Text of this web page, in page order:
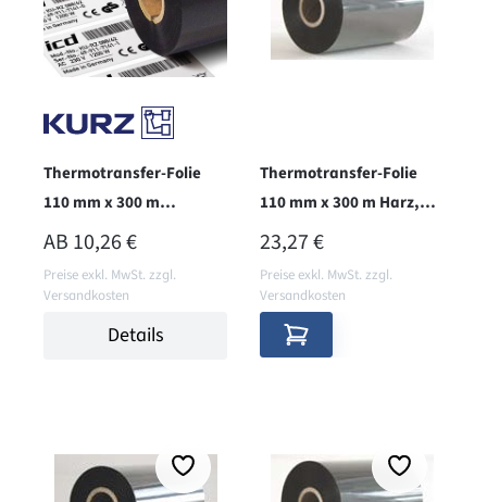
Thermotransfer-Folie
110 mm x 300 m
Wachs/Harz, aussen,
REGULÄRER PREIS:
AB 10,26 €
Preise exkl. MwSt. zzgl.
Versandkosten
Details
Thermotransfer-Folie
110 mm x 300 m Harz,
innen, B110CR
REGULÄRER PREIS:
23,27 €
Preise exkl. MwSt. zzgl.
Versandkosten